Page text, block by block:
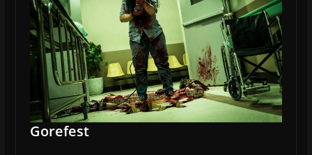
Gorefest